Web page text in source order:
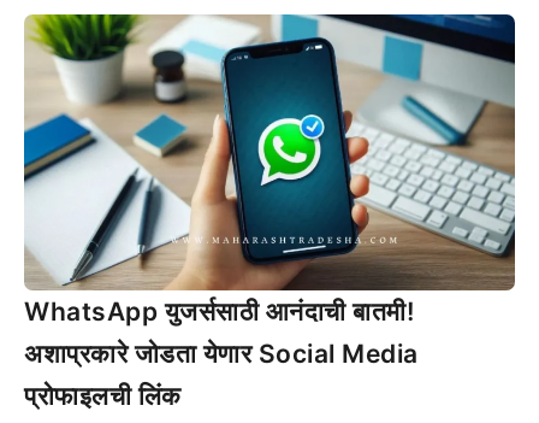
WhatsApp युजर्ससाठी आनंदाची बातमी!
अशाप्रकारे जोडता येणार Social Media
प्रोफाइलची लिंक